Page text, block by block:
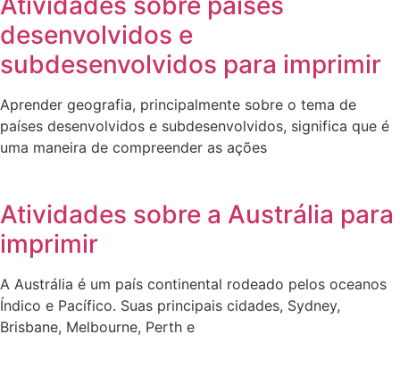
desenvolvidos e
subdesenvolvidos para imprimir
Aprender geografia, principalmente sobre o tema de
países desenvolvidos e subdesenvolvidos, significa que é
uma maneira de compreender as ações
Atividades sobre a Austrália para
imprimir
A Austrália é um país continental rodeado pelos oceanos
Índico e Pacífico. Suas principais cidades, Sydney,
Brisbane, Melbourne, Perth e